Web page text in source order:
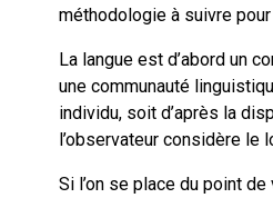
méthodologie à suivre pour
La langue est d’abord un
une communauté
individu, soit d’après la
l’observateur considère le
Si l’on se place du point